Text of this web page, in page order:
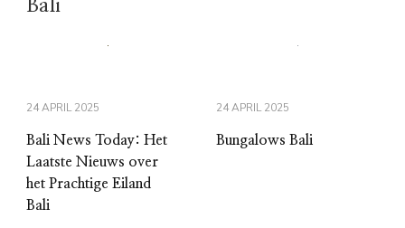
Bali
24 APRIL 2025
Bali News Today: Het
Laatste Nieuws over
het Prachtige Eiland
Bali
24 APRIL 2025
Bungalows Bali